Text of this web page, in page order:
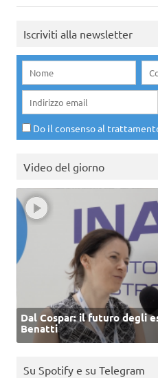
Iscriviti alla newsletter
Do il consenso al
Video del giorno
Dal Cospar: il futuro degli
Benatti
Su Spotify e su Telegram